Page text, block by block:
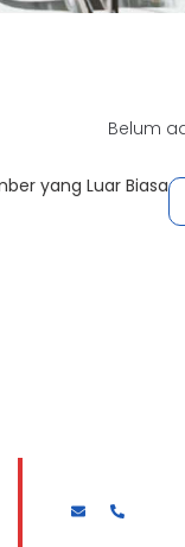
Belum
yang Luar Biasa